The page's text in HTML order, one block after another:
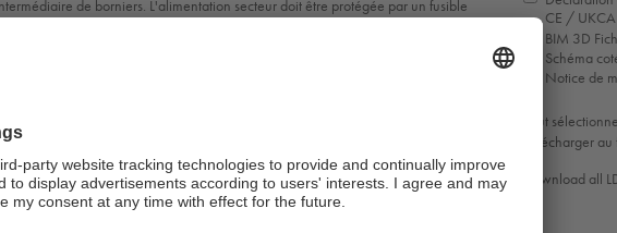
CE / UKCA
BIM 3D
Schéma
Notice de
Tout
Télécharger
Download all
de borniers. L'alimentation secteur doit être protégée par un fusible
locales en matière de sécurité.
1